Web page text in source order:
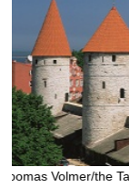
& Convention